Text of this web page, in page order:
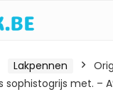
Lakpennen
met. –